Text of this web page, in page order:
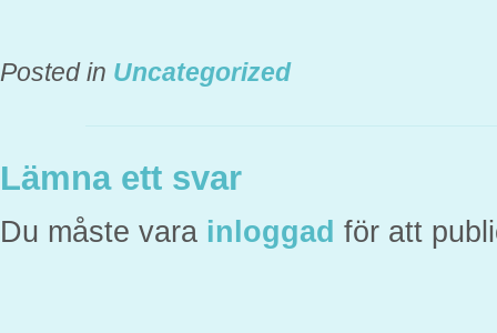
Posted in Uncategorized
Lämna ett svar
Du måste vara inloggad för att